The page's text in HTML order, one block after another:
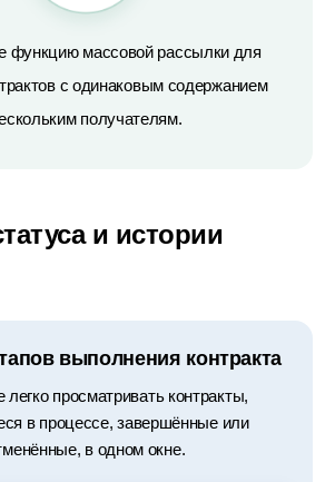
функцию массовой рассылки для
с одинаковым содержанием
получателям.
и истории
выполнения контракта
просматривать контракты,
в процессе, завершённые или
в одном окне.